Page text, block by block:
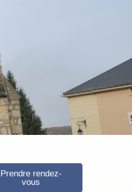
Prendre rendez-
vous